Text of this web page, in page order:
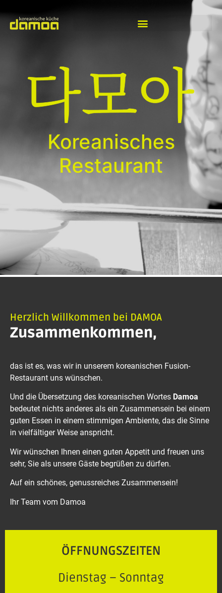
Koreanisches
Restaurant
Herzlich Willkommen bei DAMOA
Zusammenkommen,
das ist es, was wir in unserem koreanischen Fusion-
Restaurant uns wünschen.
Und die Übersetzung des koreanischen Wortes Damoa
bedeutet nichts anderes als ein Zusammensein bei einem
guten Essen in einem stimmigen Ambiente, das die Sinne
in vielfältiger Weise anspricht.
Wir wünschen Ihnen einen guten Appetit und freuen uns
sehr, Sie als unsere Gäste begrüßen zu dürfen.
Auf ein schönes, genussreiches Zusammensein!
Ihr Team vom Damoa
ÖFFNUNGSZEITEN
Dienstag – Sonntag